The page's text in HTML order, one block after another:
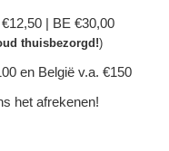
| BE €30,00
thuisbezorgd!)
en België v.a. €150
het afrekenen!